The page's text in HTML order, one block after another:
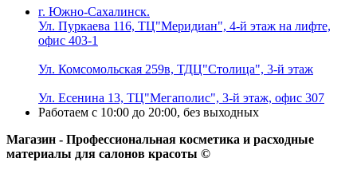
г. Южно-Сахалинск.
Ул. Пуркаева 116, ТЦ"Меридиан", 4-й этаж на лифте,
офис 403-1
Ул. Комсомольская 259в, ТДЦ"Столица", 3-й этаж
Ул. Есенина 13, ТЦ"Мегаполис", 3-й этаж, офис 307
Работаем с 10:00 до 20:00, без выходных
Магазин - Профессиональная косметика и расходные
материалы для салонов красоты ©